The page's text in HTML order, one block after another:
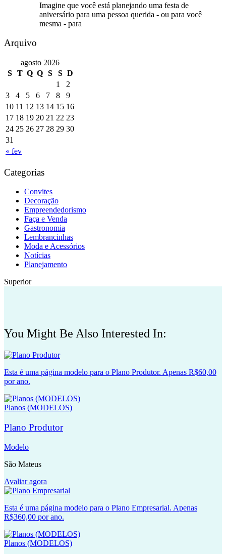
Imagine que você está planejando uma festa de
aniversário para uma pessoa querida - ou para você
mesma - para
Arquivo
agosto 2026
S
T Q Q S S D
« fev
1
2
3
4 5 6 7 8
9
10 11 12 13 14 15 16
17 18 19 20 21 22 23
24 25 26 27 28 29 30
31
Categorias
Convites
Decoração
Empreendedorismo
Faça e Venda
Gastronomia
Lembrancinhas
Moda e Acessórios
Notícias
Planejamento
Superior
You Might Be Also Interested In:
Esta é uma página modelo para o Plano Produtor. Apenas R$60,00
por ano.
Planos (MODELOS)
Plano Produtor
Modelo
São Mateus
Avaliar agora
Esta é uma página modelo para o Plano Empresarial. Apenas
R$360,00 por ano.
Planos (MODELOS)